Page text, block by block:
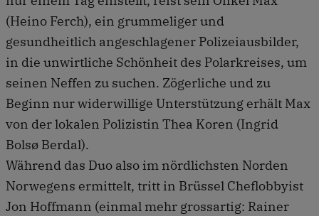
(Heino Ferch), ein grummeliger und
gesundheitlich angeschlagener Polizeiausbilder,
in die unwirtliche Schönheit des Polarkreises, um
seinen Neffen zu suchen. Zögerliche und zu
Beginn nur widerwillige Unterstützung erhält Max
von der lokalen Polizistin Thea Koren (Ingrid
Bolsø Berdal).
Während das Duo also im nördlichsten Norden
Norwegens ermittelt, tritt in Brüssel Cheflobbyist
Jon Hoffmann (einmal mehr grossartig: Rainer